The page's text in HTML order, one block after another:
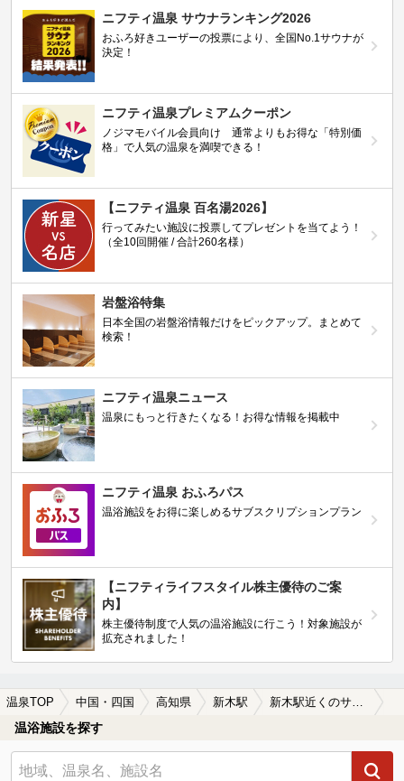
ニフティ温泉 サウナランキング2026
おふろ好きユーザーの投票により、全国No.1サウナが
決定！
ニフティ温泉プレミアムクーポン
ノジマモバイル会員向け 通常よりもお得な「特別価
格」で人気の温泉を満喫できる！
【ニフティ温泉 百名湯2026】
行ってみたい施設に投票してプレゼントを当てよう！
（全10回開催 / 合計260名様）
岩盤浴特集
日本全国の岩盤浴情報だけをピックアップ。まとめて
検索！
ニフティ温泉ニュース
温泉にもっと行きたくなる！お得な情報を掲載中
ニフティ温泉 おふろパス
温浴施設をお得に楽しめるサブスクリプションプラン
【ニフティライフスタイル株主優待のご案
内】
株主優待制度で人気の温浴施設に行こう！対象施設が
拡充されました！
温泉TOP 中国・四国 高知県 新木駅
温浴施設を探す